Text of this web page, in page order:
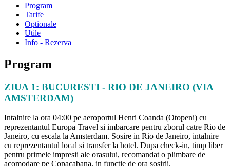
Program
Tarife
Optionale
Utile
Info - Rezerva
Program
ZIUA 1: BUCURESTI - RIO DE JANEIRO (VIA
AMSTERDAM)
Intalnire la ora 04:00 pe aeroportul Henri Coanda (Otopeni) cu
reprezentantul Europa Travel si imbarcare pentru zborul catre Rio de
Janeiro, cu escala la Amsterdam. Sosire in Rio de Janeiro, intalnire
cu reprezentantul local si transfer la hotel. Dupa check-in, timp liber
pentru primele impresii ale orasului, recomandat o plimbare de
acomodare pe Copacabana, in functie de ora sosirii.